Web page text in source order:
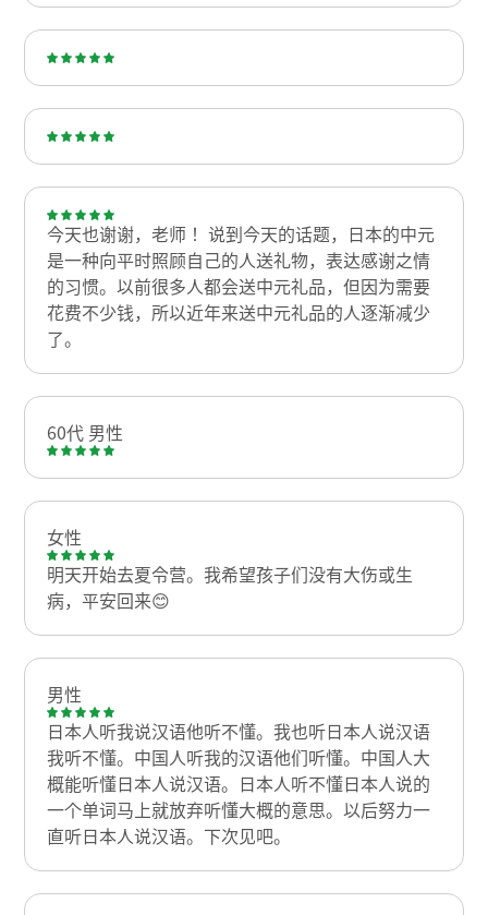
今天也谢谢，老师！ 说到今天的话题，日本的中元
是一种向平时照顾自己的人送礼物，表达感谢之情
的习惯。以前很多人都会送中元礼品，但因为需要
花费不少钱，所以近年来送中元礼品的人逐渐减少
了。
60代 男性
女性
明天开始去夏令营。我希望孩子们没有大伤或生
病，平安回来😊
男性
日本人听我说汉语他听不懂。我也听日本人说汉语
我听不懂。中国人听我的汉语他们听懂。中国人大
概能听懂日本人说汉语。日本人听不懂日本人说的
一个单词马上就放弃听懂大概的意思。以后努力一
直听日本人说汉语。下次见吧。